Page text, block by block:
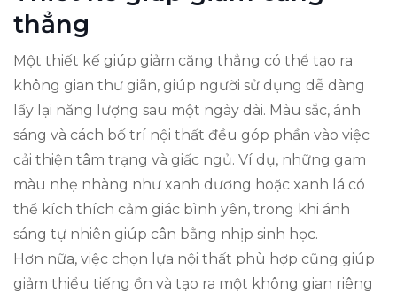
thẳng
Một thiết kế giúp giảm căng thẳng có thể tạo ra
không gian thư giãn, giúp người sử dụng dễ dàng
lấy lại năng lượng sau một ngày dài. Màu sắc, ánh
sáng và cách bố trí nội thất đều góp phần vào việc
cải thiện tâm trạng và giấc ngủ. Ví dụ, những gam
màu nhẹ nhàng như xanh dương hoặc xanh lá có
thể kích thích cảm giác bình yên, trong khi ánh
sáng tự nhiên giúp cân bằng nhịp sinh học.
Hơn nữa, việc chọn lựa nội thất phù hợp cũng giúp
giảm thiểu tiếng ồn và tạo ra một không gian riêng